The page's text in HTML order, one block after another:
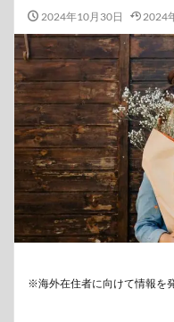
2024年10月30日 2024
※海外在住者に向けて情報を